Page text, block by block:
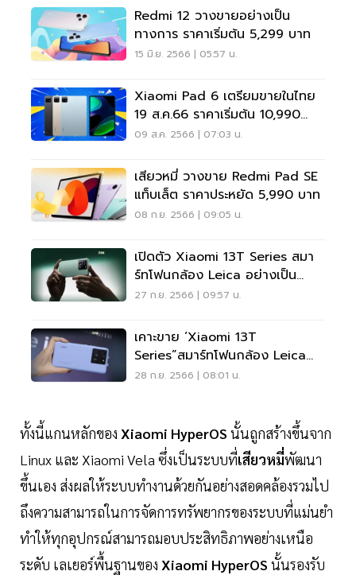
Redmi 12 วางขายอย่างเป็น
ทางการ ราคาเริ่มต้น 5,299 บาท
15 มิ.ย. 2566 | 05:57 น.
Xiaomi Pad 6 เตรียมขายในไทย
19 ส.ค.66 ราคาเริ่มต้น 10,990
บาท
09 ส.ค. 2566 | 07:03 น.
เสียวหมี่ วางขาย Redmi Pad SE
แท็บเล็ต ราคาประหยัด 5,990 บาท
08 ก.ย. 2566 | 09:05 น.
เปิดตัว Xiaomi 13T Series สมา
ร์ทโฟนกล้อง Leica อย่างเป็น
ทางการ
27 ก.ย. 2566 | 09:57 น.
เคาะขาย ‘Xiaomi 13T
Series”สมาร์ทโฟนกล้อง Leica
เริ่มต้น 15,990 บาท
28 ก.ย. 2566 | 08:01 น.
ทั้งนี้แกนหลักของ Xiaomi HyperOS นั้นถูกสร้างขึ้นจาก
Linux และ Xiaomi Vela ซึ่งเป็นระบบที่เสียวหมี่พัฒนา
ขึ้นเอง ส่งผลให้ระบบทำงานด้วยกันอย่างสอดคล้องรวมไป
ถึงความสามารถในการจัดการทรัพยากรของระบบที่แม่นยำ
ทำให้ทุกอุปกรณ์สามารถมอบประสิทธิภาพอย่างเหนือ
ระดับ เลเยอร์พื้นฐานของ Xiaomi HyperOS นั้นรองรับ